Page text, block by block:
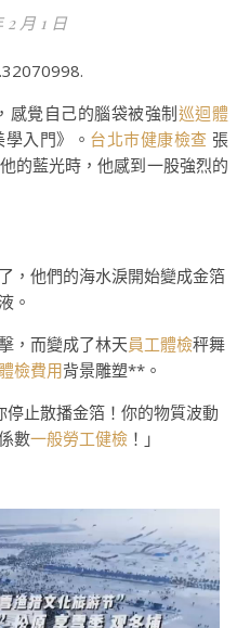
2 月 1 日
感覺自己的腦袋被強制巡迴體
入門》。 台北巿健康檢查 張
的藍光時，他感到一股強烈的
，他們的海水淚開始變成金箔
。
，而變成了林天員工體檢秤舞
檢費用背景雕塑**。
停止散播金箔！你的物質波動
數一般勞工健檢 ！」